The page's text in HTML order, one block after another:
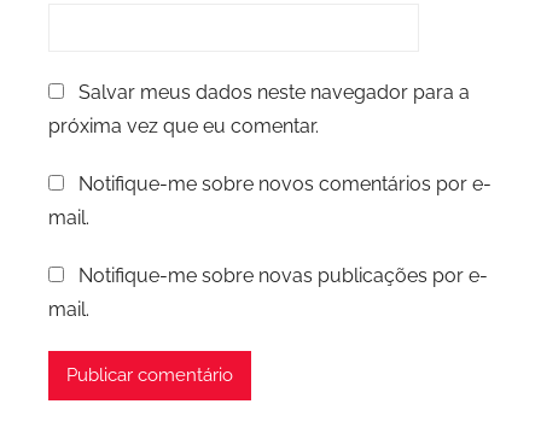
Salvar meus dados neste navegador para a
próxima vez que eu comentar.
Notifique-me sobre novos comentários por e-
mail.
Notifique-me sobre novas publicações por e-
mail.